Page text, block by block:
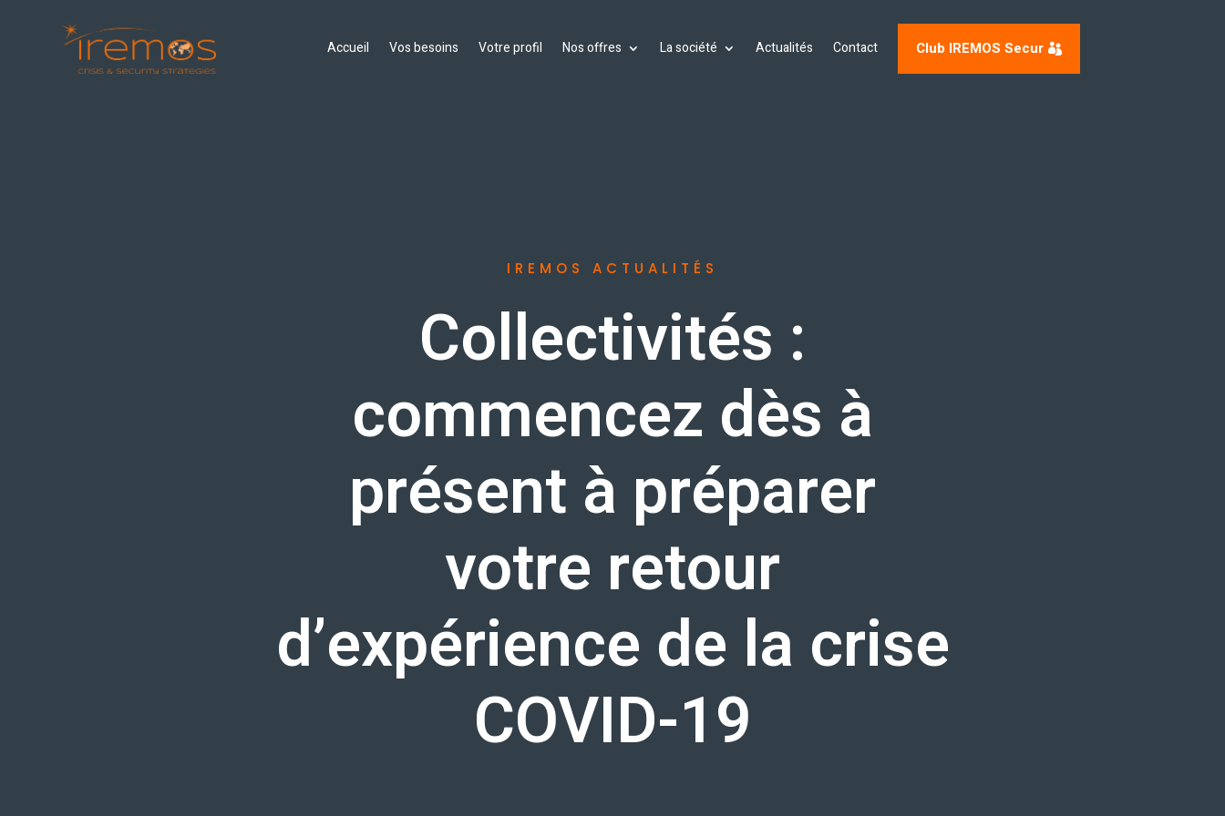
Accueil Vos besoins Votre profil Nos offres La société Actualités Contact Club IREMOS Secur
IREMOS ACTUALITÉS
Collectivités :
commencez dès à
présent à préparer
votre retour
d’expérience de la crise
COVID-19